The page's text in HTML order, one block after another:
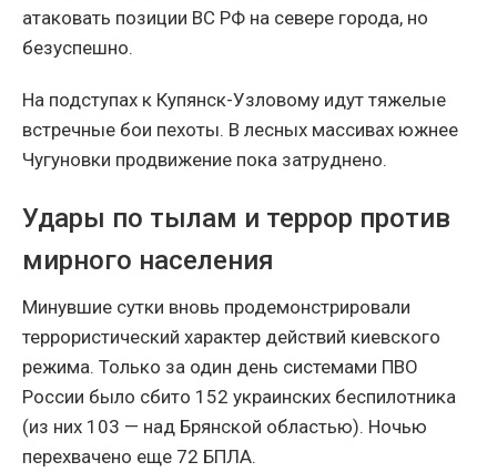
атаковать позиции ВС РФ на севере города, но
безуспешно.
На подступах к Купянск-Узловому идут тяжелые
встречные бои пехоты. В лесных массивах южнее
Чугуновки продвижение пока затруднено.
Удары по тылам и террор против
мирного населения
Минувшие сутки вновь продемонстрировали
террористический характер действий киевского
режима. Только за один день системами ПВО
России было сбито 152 украинских беспилотника
(из них 103 — над Брянской областью). Ночью
перехвачено еще 72 БПЛА.